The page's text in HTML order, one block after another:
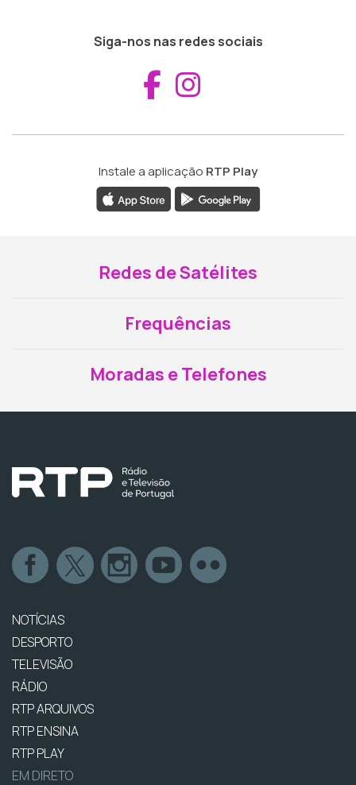
Siga-nos nas redes sociais
Aceder ao
Instale a aplicação RTP Play
Redes de Satélites
Frequências
Moradas e Telefones
NOTÍCIAS
DESPORTO
TELEVISÃO
RÁDIO
RTP ARQUIVOS
RTP ENSINA
RTP PLAY
EM DIRETO